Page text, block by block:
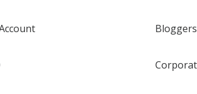
Bloggers